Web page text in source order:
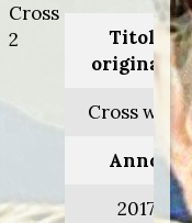
Cross
2
Titolo
originale:
Cross wars
Anno:
2017